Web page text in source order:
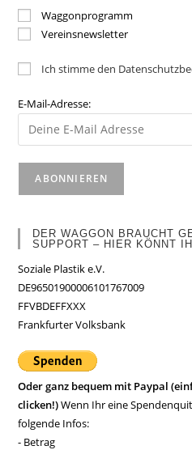
Waggonprogramm
Vereinsnewsletter
Ich stimme den
E-Mail-Adresse:
DER WAGGON BRAUCHT
SUPPORT – HIER KÖNNT
Soziale Plastik e.V.
DE96501900006101767009
FFVBDEFFXXX
Frankfurter Volksbank
Oder ganz bequem mit Paypal
clicken!)Wenn Ihr eine
folgende Infos:
- Betrag